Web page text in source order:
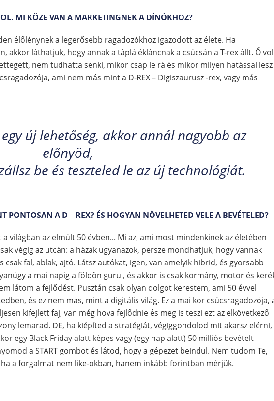
MI KÖZE VAN A MARKETINGNEK A DÍNÓKHOZ?
élőlénynek a legerősebb ragadozókhoz igazodott az élete. Ha
akkor láthatjuk, hogy annak a táplálékláncnak a csúcsán a T-rex állt. Ő
nem tudhatta senki, mikor csap le rá és mikor milyen hatással lesz
ami nem más mint a D-REX – Digiszaurusz -rex, vagy más
új lehetőség, akkor annál nagyobb az
előnyöd,
be és teszteled le az új technológiát.
PONTOSAN A D – REX? ÉS HOGYAN NÖVELHETED VELE A BEVÉTELED?
világban az elmúlt 50 évben... Mi az, ami most mindenkinek az életében
végig az utcán: a házak ugyanazok, persze mondhatjuk, hogy vannak
fal, ablak, ajtó. Látsz autókat, igen, van amelyik hibrid, és gyorsabb
a mai napig a földön gurul, és akkor is csak kormány, motor és
látom a fejlődést. Pusztán csak olyan dolgot kerestem, ami 50 évvel
és ez nem más, mint a digitális világ. Ez a mai kor csúcsragadozója,
kifejlett faj, van még hova fejlődnie és meg is teszi ezt az elkövetkező
lemarad. DE, ha kiépíted a stratégiát, végiggondolod mit akarsz elérni,
egy Black Friday alatt képes vagy (egy nap alatt) 50 milliós bevételt
a START gombot és látod, hogy a gépezet beindul. Nem tudom Te,
a forgalmat nem like-okban, hanem inkább forintban mérjük.